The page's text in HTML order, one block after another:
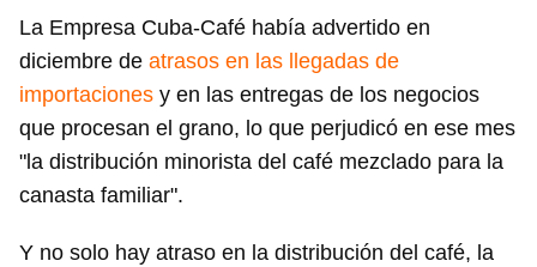
La Empresa Cuba-Café había advertido en
diciembre de atrasos en las llegadas de
importaciones y en las entregas de los negocios
que procesan el grano, lo que perjudicó en ese mes
"la distribución minorista del café mezclado para la
canasta familiar".
Y no solo hay atraso en la distribución del café, la